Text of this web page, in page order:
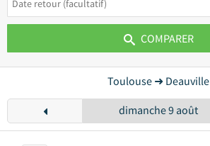
COMPARER
Toulouse ➜ Deauville
dimanche 9 août